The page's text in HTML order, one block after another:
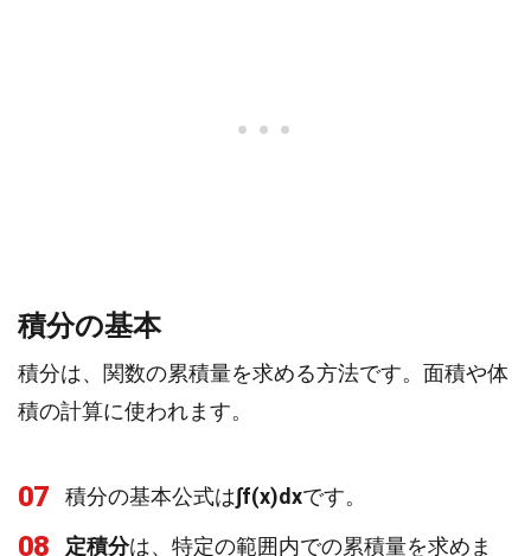
積分の基本
積分は、関数の累積量を求める方法です。面積や体
積の計算に使われます。
07 積分の基本公式は∫f(x)dxです。
08 定積分は、特定の範囲内での累積量を求めま